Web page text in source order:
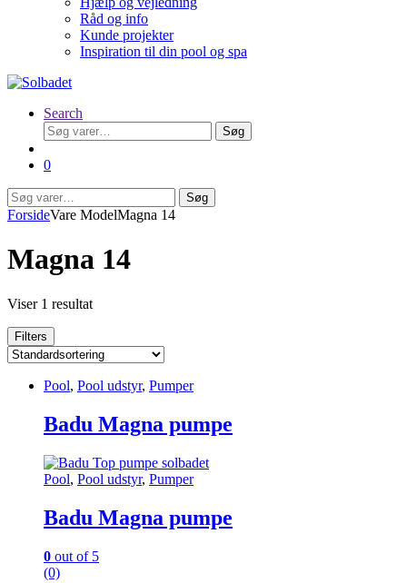
Råd og info
Kunde projekter
Inspiration til din pool og spa
Search
Søg
efter:
Søg
0
Søg
efter:
Søg
ForsideVare ModelMagna 14
Magna 14
Viser 1 resultat
Filters
Pool, Pool udstyr, Pumper
Badu Magna pumpe
Pool, Pool udstyr, Pumper
Badu Magna pumpe
0 out of 5
(0)